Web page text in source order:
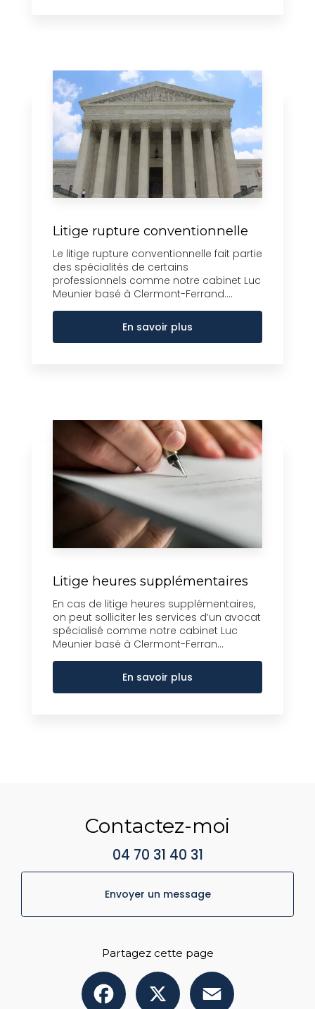
Litige rupture conventionnelle
Le litige rupture conventionnelle fait partie
des spécialités de certains
professionnels comme notre cabinet Luc
Meunier basé à Clermont-Ferrand....
En savoir plus
Litige heures supplémentaires
En cas de litige heures supplémentaires,
on peut solliciter les services d’un avocat
spécialisé comme notre cabinet Luc
Meunier basé à Clermont-Ferran...
En savoir plus
Contactez-moi
04 70 31 40 31
Envoyer un message
Partagez cette page
Facebook